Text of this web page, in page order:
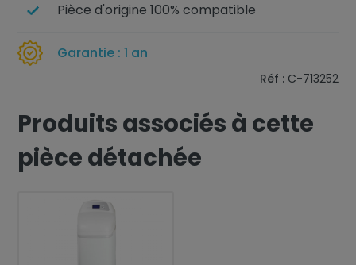
Pièce d'origine 100% compatible
Garantie : 1 an
Réf : C-713252
Produits associés à cette
pièce détachée